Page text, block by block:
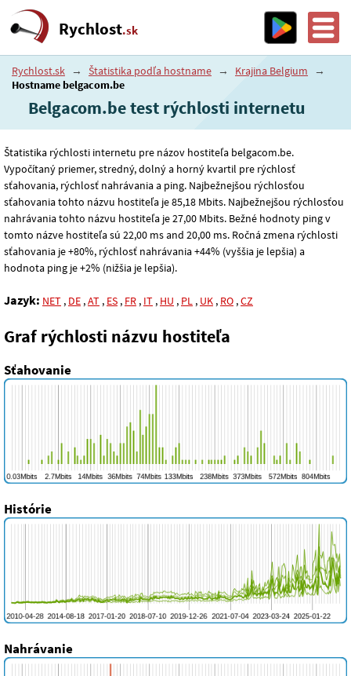
Rychlost.sk
Rychlost.sk → Štatistika podľa hostname → Krajina Belgium
→
Hostname belgacom.be
Belgacom.be test rýchlosti internetu
Štatistika rýchlosti internetu pre názov hostiteľa belgacom.be.
Vypočítaný priemer, stredný, dolný a horný kvartil pre rýchlosť
sťahovania, rýchlosť nahrávania a ping. Najbežnejšou rýchlosťou
sťahovania tohto názvu hostiteľa je 85,18 Mbits. Najbežnejšou rýchlosťou
nahrávania tohto názvu hostiteľa je 27,00 Mbits. Bežné hodnoty ping v
tomto názve hostiteľa sú 22,00 ms and 20,00 ms. Ročná zmena rýchlosti
sťahovania je +80%, rýchlosť nahrávania +44% (vyššia je lepšia) a
hodnota ping je +2% (nižšia je lepšia).
Jazyk: NET , DE ,AT , ES , FR , IT , HU , PL , UK , RO ,CZ
Graf rýchlosti názvu hostiteľa
Sťahovanie
Histórie
Nahrávanie